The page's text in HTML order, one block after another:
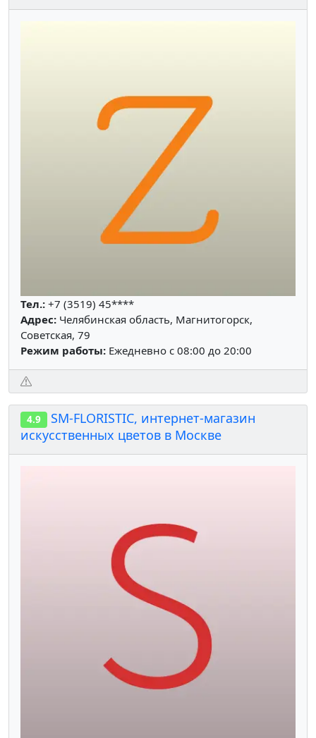
Тел.: +7 (3519) 45****
Адрес: Челябинская область, Магнитогорск,
Советская, 79
Режим работы: Ежедневно с 08:00 до 20:00
4.9
SM-FLORISTIC, интернет-магазин
искусственных цветов в Москве